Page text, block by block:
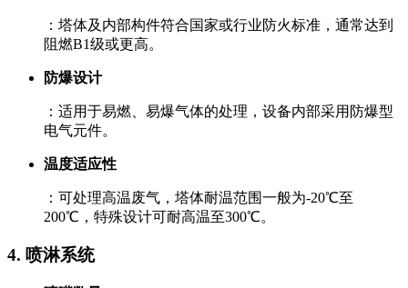
：塔体及内部构件符合国家或行业防火标准，通常达到
阻燃B1级或更高。
防爆设计
：适用于易燃、易爆气体的处理，设备内部采用防爆型
电气元件。
温度适应性
：可处理高温废气，塔体耐温范围一般为-20℃至
200℃，特殊设计可耐高温至300℃。
4. ‌喷淋系统‌